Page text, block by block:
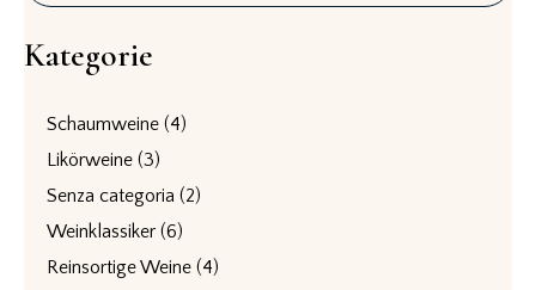
Kategorie
Schaumweine (4)
Likörweine (3)
Senza categoria (2)
Weinklassiker (6)
Reinsortige Weine (4)